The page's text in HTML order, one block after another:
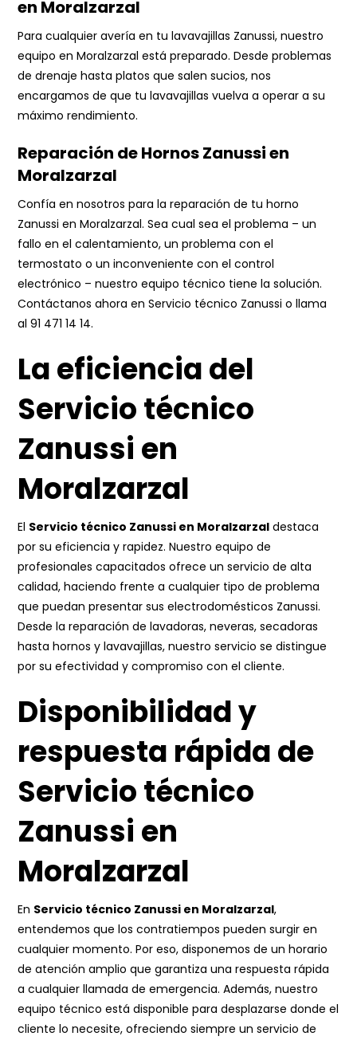
en Moralzarzal
Para cualquier avería en tu lavavajillas Zanussi, nuestro
equipo en Moralzarzal está preparado. Desde problemas
de drenaje hasta platos que salen sucios, nos
encargamos de que tu lavavajillas vuelva a operar a su
máximo rendimiento.
Reparación de Hornos Zanussi en
Moralzarzal
Confía en nosotros para la reparación de tu horno
Zanussi en Moralzarzal. Sea cual sea el problema – un
fallo en el calentamiento, un problema con el
termostato o un inconveniente con el control
electrónico – nuestro equipo técnico tiene la solución.
Contáctanos ahora enServicio técnico Zanussi o llama
al91 471 14 14.
La eficiencia del
Servicio técnico
Zanussi en
Moralzarzal
El Servicio técnico Zanussi en Moralzarzal destaca
por su eficiencia y rapidez. Nuestro equipo de
profesionales capacitados ofrece un servicio de alta
calidad, haciendo frente a cualquier tipo de problema
que puedan presentar sus electrodomésticos Zanussi.
Desde la reparación de lavadoras, neveras, secadoras
hasta hornos y lavavajillas, nuestro servicio se distingue
por su efectividad y compromiso con el cliente.
Disponibilidad y
respuesta rápida de
Servicio técnico
Zanussi en
Moralzarzal
En Servicio técnico Zanussi en Moralzarzal,
entendemos que los contratiempos pueden surgir en
cualquier momento. Por eso, disponemos de un horario
de atención amplio que garantiza una respuesta rápida
a cualquier llamada de emergencia. Además, nuestro
equipo técnico está disponible para desplazarse donde el
cliente lo necesite, ofreciendo siempre un servicio de